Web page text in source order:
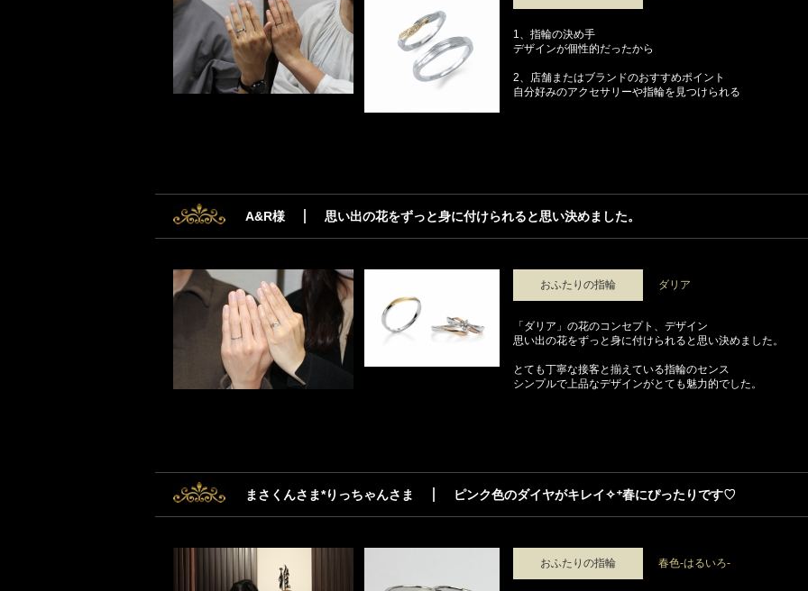
1、指輪の決め手
デザインが個性的だったから
2、店舗またはブランドのおすすめポイント
自分好みのアクセサリーや指輪を見つけられる
A&R様 思い出の花をずっと身に付けられると思い決めました。
おふたりの指輪 ダリア
「ダリア」の花のコンセプト、デザイン
思い出の花をずっと身に付けられると思い決めました。
とても丁寧な接客と揃えている指輪のセンス
シンプルで上品なデザインがとても魅力的でした。
まさくんさま*りっちゃんさま ピンク色のダイヤがキレイ✧⁺春にぴったりです♡
おふたりの指輪 春色-はるいろ-